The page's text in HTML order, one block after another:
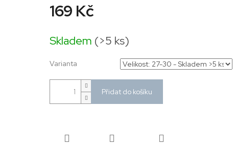
169 Kč
cena:
Skladem (>5 ks)
Varianta
Přidat do košíku